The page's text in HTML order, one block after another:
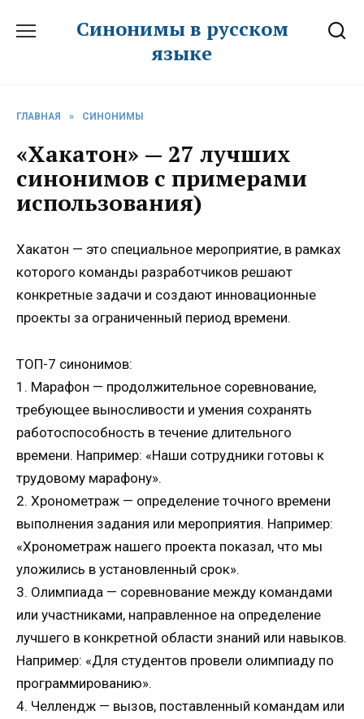
Синонимы в русском
языке
ГЛАВНАЯ » СИНОНИМЫ
«Хакатон» — 27 лучших
синонимов с примерами
использования)
Хакатон — это специальное мероприятие, в рамках
которого команды разработчиков решают
конкретные задачи и создают инновационные
проекты за ограниченный период времени.
ТОП-7 синонимов:
1. Марафон — продолжительное соревнование,
требующее выносливости и умения сохранять
работоспособность в течение длительного
времени. Например: «Наши сотрудники готовы к
трудовому марафону».
2. Хронометраж — определение точного времени
выполнения задания или мероприятия. Например:
«Хронометраж нашего проекта показал, что мы
уложились в установленный срок».
3. Олимпиада — соревнование между командами
или участниками, направленное на определение
лучшего в конкретной области знаний или навыков.
Например: «Для студентов провели олимпиаду по
программированию».
4. Челлендж — вызов, поставленный командам или